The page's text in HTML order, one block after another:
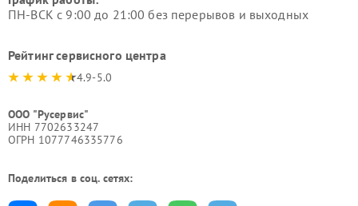
ПН-ВСК с 9:00 до 21:00 без перерывов и выходных
Рейтинг сервисного центра
4.9-5.0
ООО "Русервис"
ИНН 7702633247
ОГРН 1077746335776
Поделиться в соц. сетях: